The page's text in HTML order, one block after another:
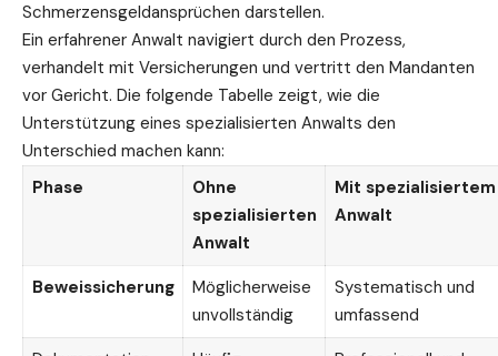
Schmerzensgeldansprüchen darstellen.
Ein erfahrener Anwalt navigiert durch den Prozess,
verhandelt mit Versicherungen und vertritt den Mandanten
vor Gericht. Die folgende Tabelle zeigt, wie die
Unterstützung eines spezialisierten Anwalts den
Unterschied machen kann:
Phase
Ohne
spezialisierten
Anwalt
Mit spezialisiertem
Anwalt
Beweissicherung
Möglicherweise
unvollständig
Systematisch und
umfassend